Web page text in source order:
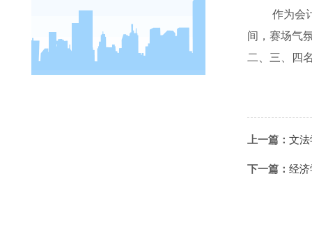
作为会
间，赛场气
二、三、四
上一篇： 文
下一篇： 经